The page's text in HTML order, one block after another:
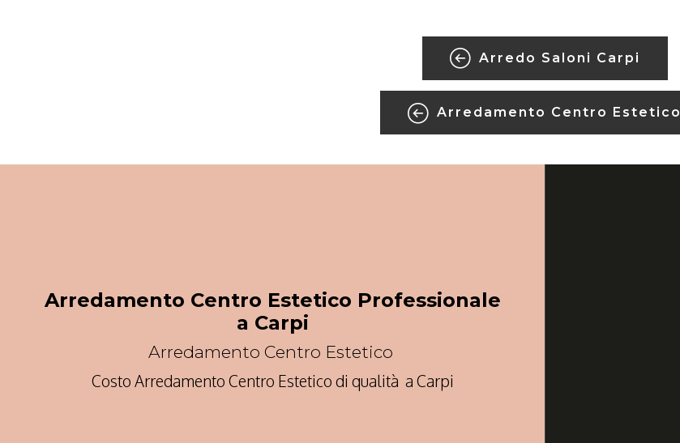
Arredo Saloni Carpi
Arredamento Centro Estetico
Arredamento Centro Estetico Professionale
a Carpi
Arredamento Centro Estetico
Costo Arredamento Centro Estetico di qualità a Carpi